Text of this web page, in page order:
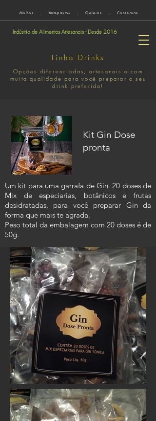
Molhos . Antepastos . Geleias . Conservas
Indústria de Alimentos Artesanais - Desde 2016
Linha Drinks
Opções diferenciadas, artesanais e com
muita qualidade para você preparar o seu
drink preferido!
Kit Gin Dose
pronta
Um kit para uma garrafa de Gin. 20 doses de
Mix de especiarias, botânicos e frutas
desidratadas, para você preparar Gin da
forma que mais te agrada.
Peso total da embalagem com 20 doses é de
50g.